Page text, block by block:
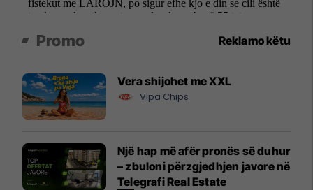
Promo Reklamo këtu
Vera shijohet me XXL
Vipa Chips
Një hap më afër pronës së duhur
– zbuloni përzgjedhjen javore në
Telegrafi Real Estate